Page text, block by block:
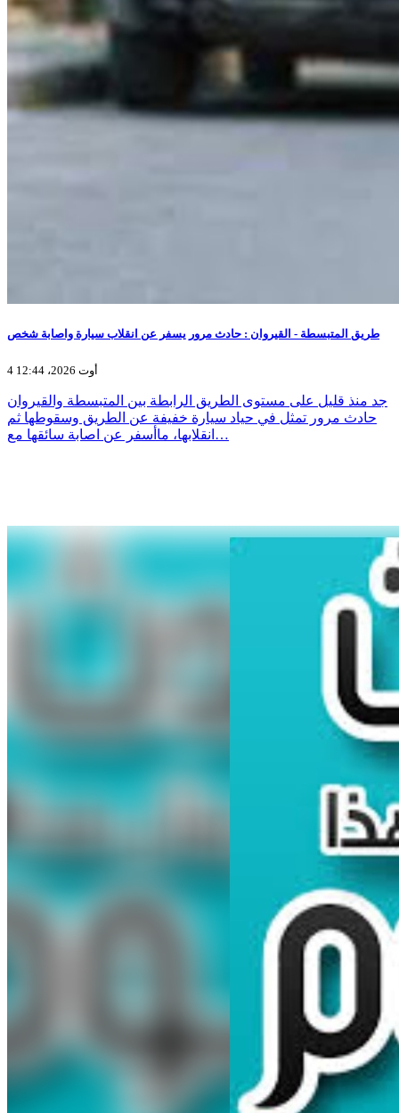
طريق المتبسطة - القيروان : حادث مرور يسفر عن انقلاب سيارة واصابة شخص
4 أوت 2026، 12:44
جد منذ قليل على مستوى الطريق الرابطة بين المتبسطة والقيروان
حادث مرور تمثل في حياد سيارة خفيفة عن الطريق وسقوطها ثم
انقلابها، ماأسفر عن اصابة سائقها مع…